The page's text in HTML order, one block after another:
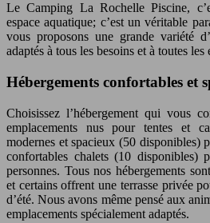
Le Camping La Rochelle Piscine,
espace aquatique; c’est un véritable
vous proposons une grande variété
adaptés à tous les besoins et à toutes les
Hébergements confortables et
Choisissez l’hébergement qui vous
emplacements nus pour tentes et
modernes et spacieux (50 disponibles)
confortables chalets (10 disponibles)
personnes. Tous nos hébergements
et certains offrent une terrasse privée
d’été. Nous avons même pensé aux
emplacements spécialement adaptés.